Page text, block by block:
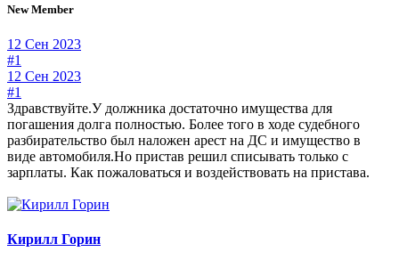
New Member
12 Сен 2023
#1
12 Сен 2023
#1
Здравствуйте.У должника достаточно имущества для
погашения долга полностью. Более того в ходе судебного
разбирательство был наложен арест на ДС и имущество в
виде автомобиля.Но пристав решил списывать только с
зарплаты. Как пожаловаться и воздействовать на пристава.
Кирилл Горин